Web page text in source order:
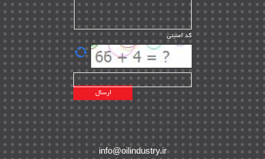
مدیریت سازمانی و عمومی | ۲
تأمین کالا | ۱۳
EPC | ۲۰
پیمانکاران بین المللی | ۸
اطلاعات انرژی کشورها | ۱۴
پروژه های خارجی | ۱۵
نقشه های نفت و گاز خارجی | ۱۰
شرکت های نفتی | ۱۴
پلانت های فعال | ۴۰
کد امنیتی
info@oilindustry.ir